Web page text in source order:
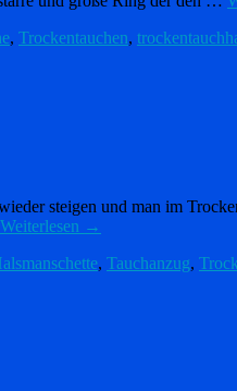
, Trockentauchen,
steigen und man im
Weiterlesen →
, Tauchanzug,